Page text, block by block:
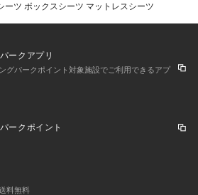
ーツ ボックスシーツ マットレスシーツ
ークアプリ
グパークポイント対象施設でご利用できるアプ
ークポイント
料無料